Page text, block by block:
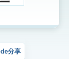
分享